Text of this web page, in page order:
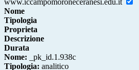
Nome
Tipologia
Proprieta
Descrizione
Durata
Nome: _pk_id.1.938c
Tipologia: analitico